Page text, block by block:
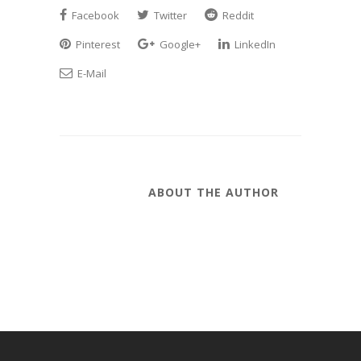
Facebook Twitter
Reddit
Pinterest
Google+
LinkedIn
E-Mail
ABOUT THE AUTHOR